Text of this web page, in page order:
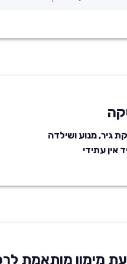
גיר, מנוע ושילדה
אין עתידי
מימון מותאמת